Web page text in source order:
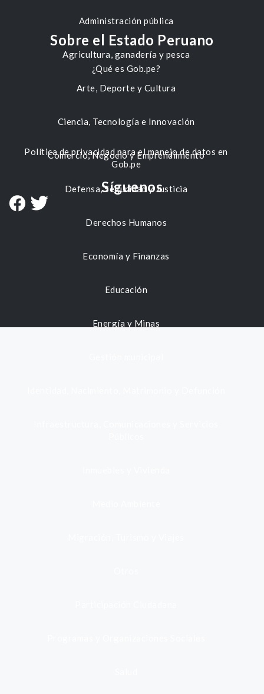
Administración pública
Agricultura, ganadería y pesca
Arte, Deporte y Cultura
Ciencia, Tecnología e Innovación
Comercio, Negocio y Emprendimiento
Defensa, Seguridad y Justicia
Derechos Humanos
Economía y Finanzas
Educación
Energía y Minas
Sobre el Estado Peruano
¿Qué es Gob.pe?
Política de privacidad para el manejo de datos en
Gob.pe
Síguenos